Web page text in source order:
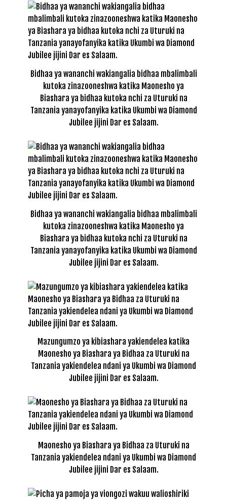
Bidhaa ya wananchi wakiangalia bidhaa mbalimbali
kutoka zinazooneshwa katika Maonesho ya
Biashara ya bidhaa kutoka nchi za Uturuki na
Tanzania yanayofanyika katika Ukumbi wa Diamond
Jubilee jijini Dar es Salaam.
Bidhaa ya wananchi wakiangalia bidhaa mbalimbali
kutoka zinazooneshwa katika Maonesho ya
Biashara ya bidhaa kutoka nchi za Uturuki na
Tanzania yanayofanyika katika Ukumbi wa Diamond
Jubilee jijini Dar es Salaam.
Mazungumzo ya kibiashara yakiendelea katika
Maonesho ya Biashara ya Bidhaa za Uturuki na
Tanzania yakiendelea ndani ya Ukumbi wa Diamond
Jubilee jijini Dar es Salaam.
Maonesho ya Biashara ya Bidhaa za Uturuki na
Tanzania yakiendelea ndani ya Ukumbi wa Diamond
Jubilee jijini Dar es Salaam.